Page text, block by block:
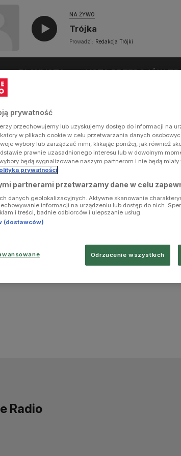
NA ŻYWO
Trójka
Prowadzi: Redakcja Trójki
PLAYLISTA LISTA PRZEBOJÓW
Radio
prywatność
przechowujemy lub uzyskujemy dostęp do informacji na
w plikach cookie w celu przetwarzania danych
wybory lub zarządzać nimi, klikając poniżej, jak również
prawnie uzasadnionego interesu lub w dowolnym
będą sygnalizowane naszym partnerom i nie będą miały
prywatności
partnerami przetwarzamy dane w celu
danych geolokalizacyjnych. Aktywne skanowanie
informacji na urządzeniu lub dostęp do nich.
i treści, badnie odbiorców i ulepszanie usług.
(dostawców)
Odrzucenie wszystkich